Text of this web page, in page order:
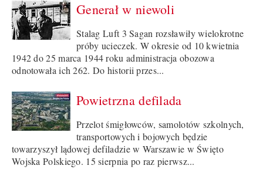
Generał w niewoli
Stalag Luft 3 Sagan rozsławiły wielokrotne
próby ucieczek. W okresie od 10 kwietnia
1942 do 25 marca 1944 roku administracja obozowa
odnotowała ich 262. Do historii przes...
Powietrzna defilada
Przelot śmigłowców, samolotów szkolnych,
transportowych i bojowych będzie
towarzyszył lądowej defiladzie w Warszawie w Święto
Wojska Polskiego. 15 sierpnia po raz pierwsz...